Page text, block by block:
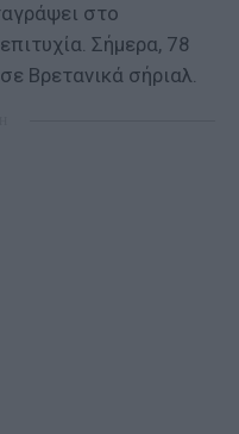
στο
Σήμερα, 78
Βρετανικά σήριαλ.